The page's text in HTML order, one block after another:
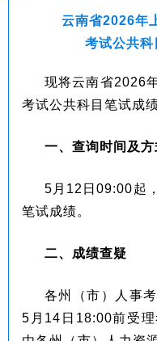
云南省2026年
考试公共
现将云南省2026
考试公共科目笔试成
一、查询时间及方
5月12日09:00起
笔试成绩。
二、成绩查疑
各州（市）人事
5月14日18:00前受